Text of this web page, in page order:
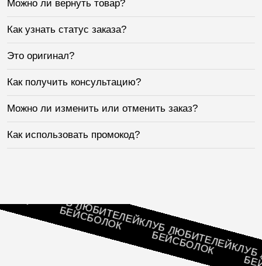
Можно ли вернуть товар?
Как узнать статус заказа?
Это оригинал?
Как получить консультацию?
Можно ли изменить или отменить заказ?
Как использовать промокод?
КЛУБ ЛЮБИТЕЛЕЙ
БЕЙСБОЛОК КЛУБ ЛЮБИТЕЛЕЙ
БЕЙСБОЛОК КЛУБ